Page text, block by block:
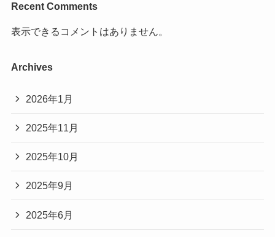
Recent Comments
表示できるコメントはありません。
Archives
2026年1月
2025年11月
2025年10月
2025年9月
2025年6月